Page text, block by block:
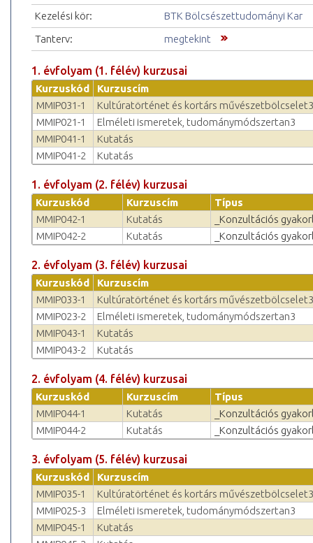
Kezelési kör:
BTK Bölcsészettudományi Kar
Tanterv:
megtekint
1. évfolyam (1. félév) kurzusai
Kurzuskód
Kurzuscím
MMIP031-1
Kultúratörténet és kortárs művészetbölcselet3
MMIP021-1
Elméleti ismeretek, tudománymódszertan3
MMIP041-1
Kutatás
MMIP041-2
Kutatás
1. évfolyam (2. félév) kurzusai
Kurzuskód Kurzuscím
Típus
MMIP042-1
Kutatás
_Konzultációs
MMIP042-2
Kutatás _Konzultációs
2. évfolyam (3. félév) kurzusai
Kurzuskód
Kurzuscím
MMIP033-1
Kultúratörténet és kortárs művészetbölcselet3
MMIP023-2
Elméleti ismeretek, tudománymódszertan3
MMIP043-1
Kutatás
MMIP043-2
Kutatás
2. évfolyam (4. félév) kurzusai
Kurzuskód Kurzuscím
Típus
MMIP044-1
Kutatás
_Konzultációs
MMIP044-2
Kutatás _Konzultációs
3. évfolyam (5. félév) kurzusai
Kurzuskód
Kurzuscím
MMIP035-1
Kultúratörténet és kortárs művészetbölcselet3
MMIP025-3
Elméleti ismeretek, tudománymódszertan3
MMIP045-1
Kutatás